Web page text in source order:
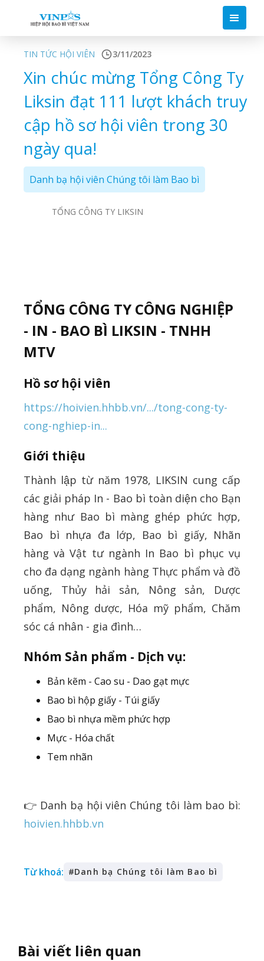
TIN TỨC HỘI VIÊN 3/11/2023
Xin chúc mừng Tổng Công Ty
Liksin đạt 111 lượt khách truy
cập hồ sơ hội viên trong 30
ngày qua!
Danh bạ hội viên Chúng tôi làm Bao bì
TỔNG CÔNG TY LIKSIN
TỔNG CÔNG TY CÔNG NGHIỆP
- IN - BAO BÌ LIKSIN - TNHH
MTV
Hồ sơ hội viên
https://hoivien.hhbb.vn/.../tong-cong-ty-
cong-nghiep-in...
Giới thiệu
Thành lập từ năm 1978, LIKSIN cung cấp
các giải pháp In - Bao bì toàn diện cho Bạn
hàng như Bao bì màng ghép phức hợp,
Bao bì nhựa đa lớp, Bao bì giấy, Nhãn
hàng và Vật tư ngành In Bao bì phục vụ
cho đa dạng ngành hàng Thực phẩm và đồ
uống, Thủy hải sản, Nông sản, Dược
phẩm, Nông dược, Hóa mỹ phẩm, Chăm
sóc cá nhân - gia đình…
Nhóm Sản phẩm - Dịch vụ:
Bản kẽm - Cao su - Dao gạt mực
Bao bì hộp giấy - Túi giấy
Bao bì nhựa mềm phức hợp
Mực - Hóa chất
Tem nhãn
👉 Danh bạ hội viên Chúng tôi làm bao bì:
hoivien.hhbb.vn
Từ khoá: #Danh bạ Chúng tôi làm Bao bì
Bài viết liên quan